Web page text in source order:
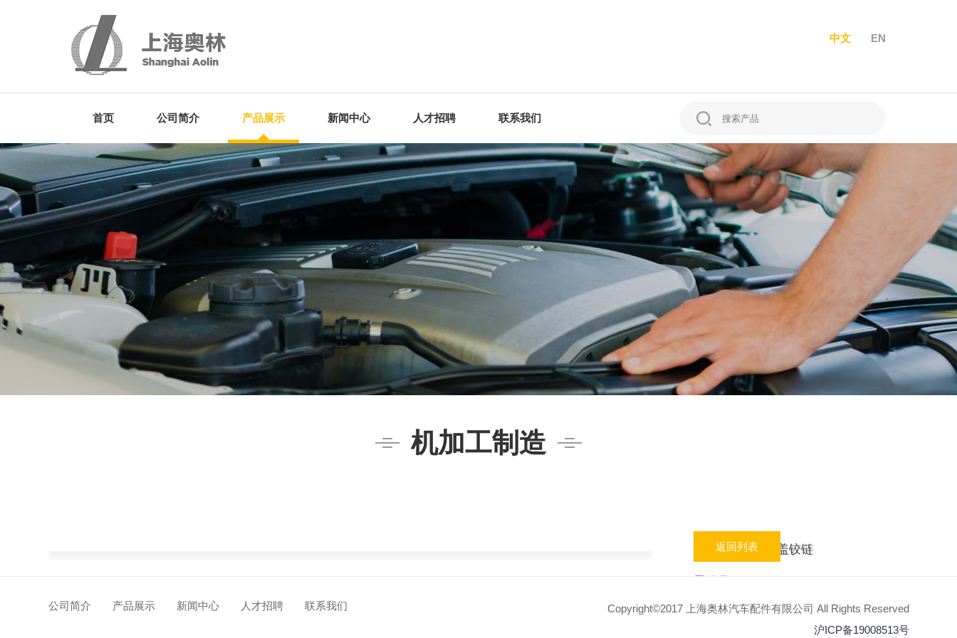
中文 EN
首页 公司简介 产品展示 新闻中心 人才招聘 联系我们
机加工制造
名称： 后盖铰链
零件号：
适用车型： SK253
返回列表
公司简介 产品展示 新闻中心 人才招聘 联系我们
Copyright©2017 上海奥林汽车配件有限公司 All Rights Reserved
沪ICP备19008513号